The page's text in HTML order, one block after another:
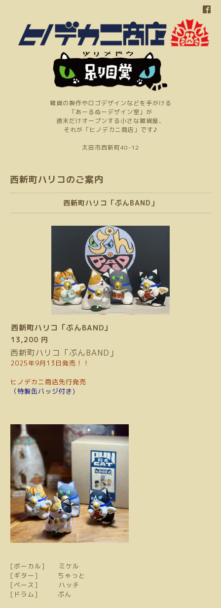
雑貨の製作やロゴデザインなどを手がける
「あーるぬーデザイン室」が
週末だけオープンする小さな雑貨屋、
それが「ヒノデカニ商店」です♪
太田市西新町40-12
西新町ハリコのご案内
西新町ハリコ「ぷんBAND」
西新町ハリコ「ぷんBAND」
13,200 円
西新町ハリコ「ぷんBAND」
2025年9月13日発売！！
ヒノデカニ商店先行発売
（特製缶バッジ付き)
[ボーカル] ミケル
[ギター] ちゃっと
[ベース] ハッチ
[ドラム] ぷん